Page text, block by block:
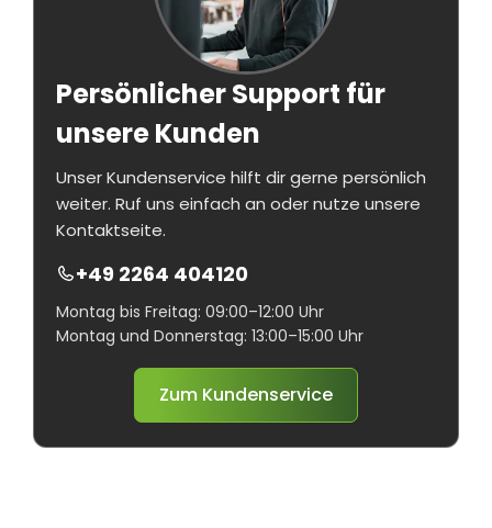
Persönlicher Support für
unsere Kunden
Unser Kundenservice hilft dir gerne persönlich
weiter. Ruf uns einfach an oder nutze unsere
Kontaktseite.
+49 2264 404120
Montag bis Freitag: 09:00–12:00 Uhr
Montag und Donnerstag: 13:00–15:00 Uhr
Zum Kundenservice